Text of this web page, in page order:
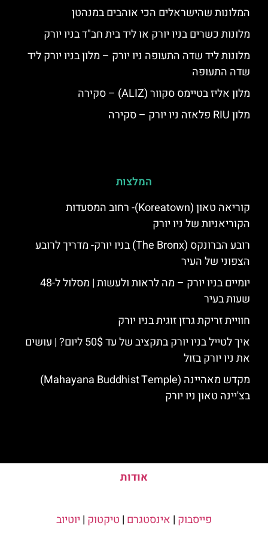
המלונות שהישראלים הכי אוהבים במנהטן
מלונות כשרים בניו יורק או ליד בית חב"ד בניו יורק
מלונות ליד שדה התעופה ניו יורק – מלון בניו יורק ליד
שדה התעופה
מלון אליז בטיימס סקוור (ALIZ) – סקירה
מלון RIU פלאזה ניו יורק – סקירה
המלצות
קוריאה טאון (Koreatown)- רחוב המסעדות
הקוריאניות של ניו יורק
רובע הברונקס (The Bronx) בניו יורק- מדריך לרובע
הצפוני של העיר
יומיים בניו יורק – מה לראות ולעשות | מסלול ל-48
שעות בעיר
חוויית זריקת גרזן זוגית בניו יורק
איך לטייל בניו יורק בתקציב של עד 50$ ליום? | עושים
את ניו יורק בזול
מקדש מאהיינה (Mahayana Buddhist Temple)
בצ'יינה טאון ניו יורק
אודות
פייסבוק | אינסטגרם | טיקטוק | יוטיוב